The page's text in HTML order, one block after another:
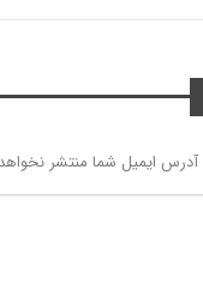
آدرس ایمیل شما منتشر